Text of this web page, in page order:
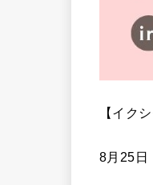
【イク
8月25日